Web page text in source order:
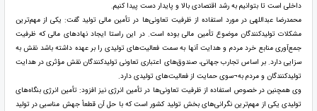
داخلی است تا بتوانیم به رشد اقتصادی بالا و پایدار دست پیدا کنیم.
محمدرضا عبداللهی در مورد استفاده از ظرفیت تعاونی‌ها در تأمین مالی تولید گفت: یکی از مهم‌ترین
مشکلات تولیدکنندگان موضوع تأمین مالی بوده است. در این راستا ایجاد نهادهای مالی که ظرفیت
جمع‌آوری منابع خرد مردم و هدایت آنها به سمت فعالیت‌های تولیدی را بر عهده داشته باشد نقش به
سزایی دارد. بر اساس تجارب جهانی، صندوق‌های اعتباری تعاونی تولیدکنندگان نقش مؤثری در هدایت
تولیدکنندگان و مردم به¬سوی حمایت از فعالیت‌های تولیدی دارد.
وی همچنین در خصوص استفاده از ظرفیت تعاونی‌ها در تأمین انرژی نیز افزود: تأمین انرژی بنگاه‌های
تولیدی یکی از مهم‌ترین نگرانی‌های بخش تولید کشور است که با حل آن قطعاً جهش مناسبی در تولید